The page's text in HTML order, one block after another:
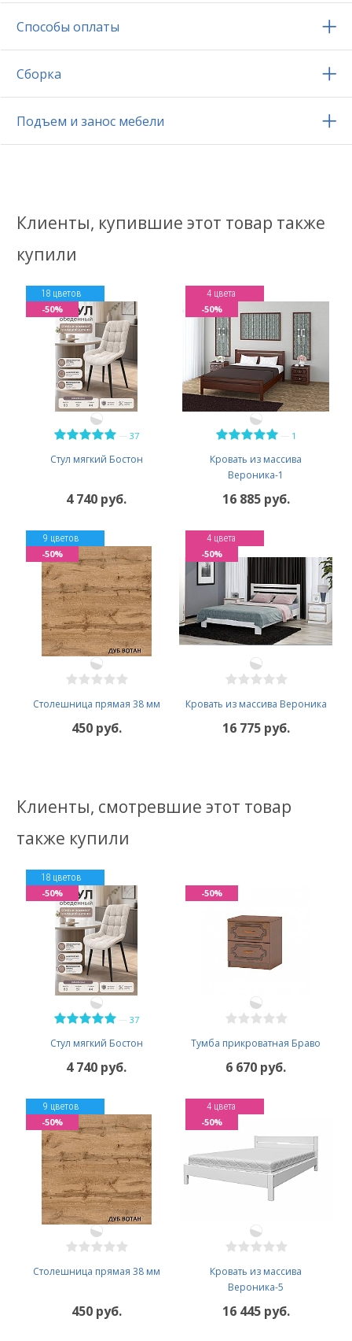
Способы оплаты
Сборка
Подъем и занос мебели
Клиенты, купившие этот товар также
купили
37
Стул мягкий Бостон
18 цветов
4 740 руб.
-50%
1
Кровать из массива
Вероника-1
4 цвета
16 885 руб.
-50%
Столешница прямая 38 мм
9 цветов
450 руб.
-50%
Кровать из массива Вероника
4 цвета
16 775 руб.
-50%
Клиенты, смотревшие этот товар
также купили
37
Стул мягкий Бостон
18 цветов
4 740 руб.
-50%
Тумба прикроватная Браво
6 670 руб.
-50%
Столешница прямая 38 мм
9 цветов
450 руб.
-50%
Кровать из массива
Вероника-5
4 цвета
16 445 руб.
-50%